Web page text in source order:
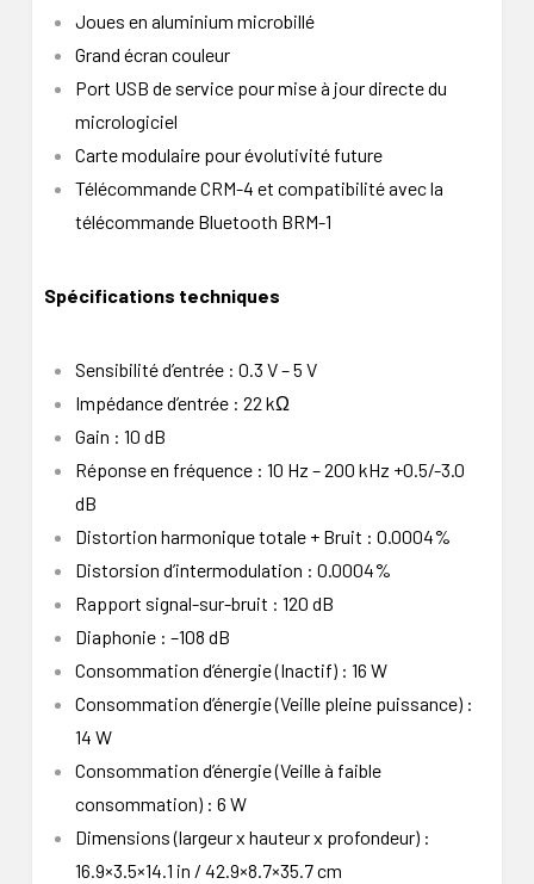
Joues en aluminium microbillé
Grand écran couleur
Port USB de service pour mise à jour directe du
micrologiciel
Carte modulaire pour évolutivité future
Télécommande CRM-4 et compatibilité avec la
télécommande Bluetooth BRM-1
Spécifications techniques
Sensibilité d’entrée : 0.3 V – 5 V
Impédance d’entrée : 22 kΩ
Gain : 10 dB
Réponse en fréquence : 10 Hz – 200 kHz +0.5/-3.0
dB
Distortion harmonique totale + Bruit : 0.0004%
Distorsion d’intermodulation : 0.0004%
Rapport signal-sur-bruit : 120 dB
Diaphonie : –108 dB
Consommation d’énergie (Inactif) : 16 W
Consommation d’énergie (Veille pleine puissance) :
14 W
Consommation d’énergie (Veille à faible
consommation) : 6 W
Dimensions (largeur x hauteur x profondeur) :
16.9×3.5×14.1 in / 42.9×8.7×35.7 cm